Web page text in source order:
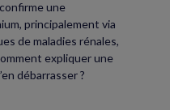
une
principalement via
de maladies rénales,
expliquer une
débarrasser ?